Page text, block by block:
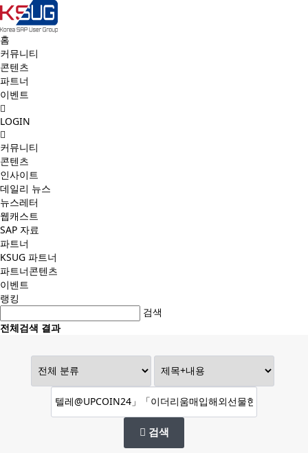
홈
커뮤니티
콘텐츠
파트너
이벤트
LOGIN
커뮤니티
콘텐츠
인사이트
데일리 뉴스
뉴스레터
웹캐스트
SAP 자료
파트너
KSUG 파트너
파트너콘텐츠
이벤트
랭킹
검색
전체검색 결과
검색